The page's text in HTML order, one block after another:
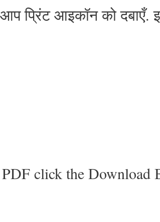
प्रिंट आइकॉन को दबाएँ.
click the Download